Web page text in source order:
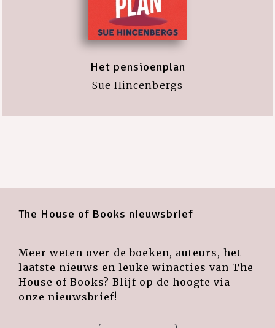
Het pensioenplan
Sue Hincenbergs
The House of Books nieuwsbrief
Meer weten over de boeken, auteurs, het
laatste nieuws en leuke winacties van The
House of Books? Blijf op de hoogte via
onze nieuwsbrief!